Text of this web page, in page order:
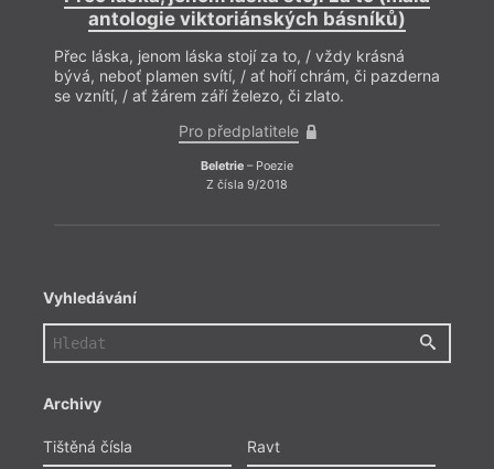
antologie viktoriánských básníků)
Přec láska, jenom láska stojí za to, / vždy krásná
bývá, neboť plamen svítí, / ať hoří chrám, či pazderna
se vznítí, / ať žárem září železo, či zlato.
Pro předplatitele
Beletrie– Poezie
Z čísla 9/2018
Vyhledávání
Archivy
Tištěná čísla
Ravt